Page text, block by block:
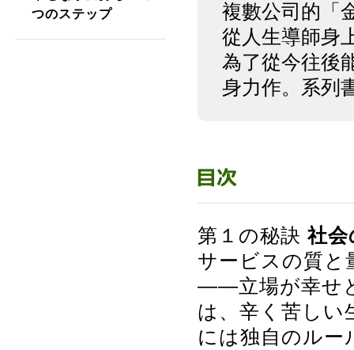
複數公司的「
從人生導師身
為了從今往後
身力作。系列
第１の秘訣 社会
サービスの質と
――立場が幸せ
は、辛く苦しい
には独自のルー
つのステップ